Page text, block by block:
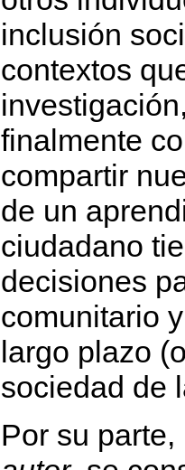
inclusión
contextos
finalmente
compartir
de un
ciudadano
decisiones
comunitario
largo plazo
sociedad de
Por su